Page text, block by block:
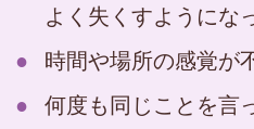
よく失くすようにな
時間や場所の感覚が
何度も同じことを言